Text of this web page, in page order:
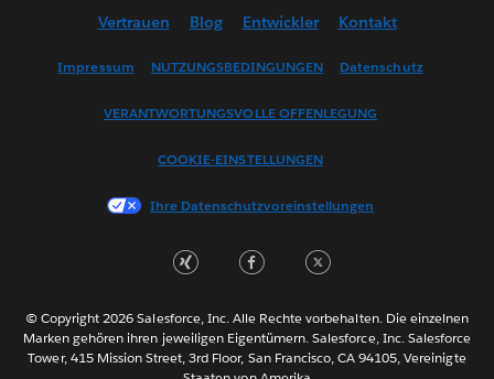
English (US)
Français (France)
한국어
Português
ไทย
简体中文
Vertrauen Blog Entwickler Kontakt
Impressum NUTZUNGSBEDINGUNGEN Datenschutz
VERANTWORTUNGSVOLLE OFFENLEGUNG
COOKIE-EINSTELLUNGEN
Ihre Datenschutzvoreinstellungen
© Copyright 2026 Salesforce, Inc. Alle Rechte vorbehalten. Die einzelnen
Marken gehören ihren jeweiligen Eigentümern. Salesforce, Inc. Salesforce
Tower, 415 Mission Street, 3rd Floor, San Francisco, CA 94105, Vereinigte